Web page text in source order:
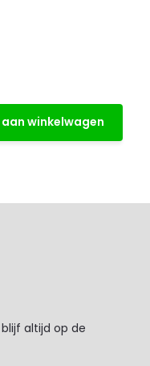
winkelwagen
altijd op de